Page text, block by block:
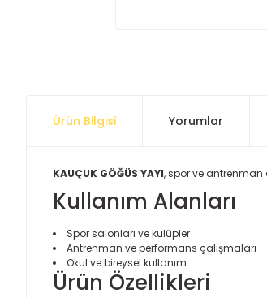
Ürün Bilgisi Yorumlar
KAUÇUK GÖĞÜS YAYI, spor ve antrenman
Kullanım Alanları
Spor salonları ve kulüpler
Antrenman ve performans çalışmaları
Okul ve bireysel kullanım
Ürün Özellikleri